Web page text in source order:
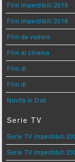
Film imperdibili 2019
Film imperdibili 2018
Film da vedere
Film al cinema
Film di
Film di
Novità in Dvd
Serie TV
Serie TV imperdibili
Serie TV imperdibili